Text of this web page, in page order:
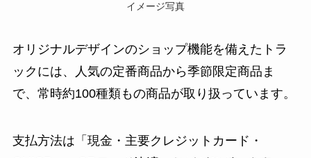
イメージ写真
オリジナルデザインのショップ機能を備えたトラ
ックには、人気の定番商品から季節限定商品ま
で、常時約100種類もの商品が取り扱っています。
支払方法は「現金・主要クレジットカード・